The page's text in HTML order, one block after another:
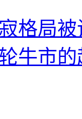
格局
牛市